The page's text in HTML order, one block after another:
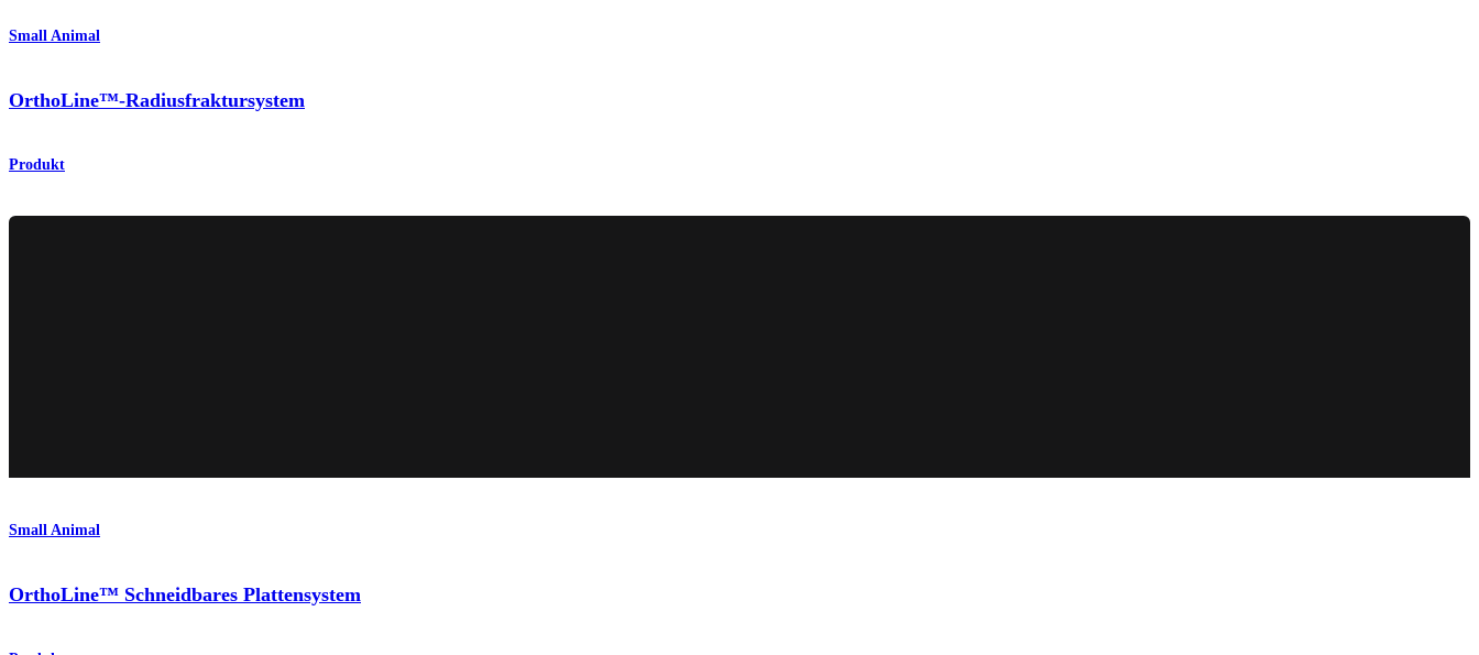
Small Animal
OrthoLine™-Radiusfraktursystem
Produkt
Small Animal
OrthoLine™ Schneidbares Plattensystem